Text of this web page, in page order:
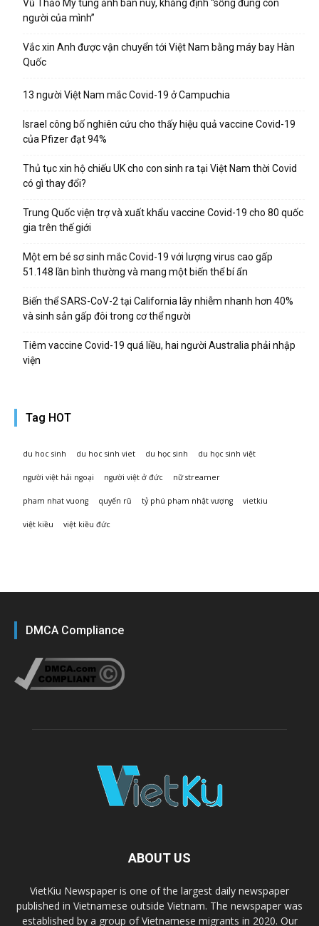
Vũ Thảo My tung ảnh bán nuy, khẳng định “sống đúng con
người của mình”
Vắc xin Anh được vận chuyển tới Việt Nam bằng máy bay Hàn
Quốc
13 người Việt Nam mắc Covid-19 ở Campuchia
Israel công bố nghiên cứu cho thấy hiệu quả vaccine Covid-19
của Pfizer đạt 94%
Thủ tục xin hộ chiếu UK cho con sinh ra tại Việt Nam thời Covid
có gì thay đổi?
Trung Quốc viện trợ và xuất khẩu vaccine Covid-19 cho 80 quốc
gia trên thế giới
Một em bé sơ sinh mắc Covid-19 với lượng virus cao gấp
51.148 lần bình thường và mang một biến thể bí ẩn
Biến thể SARS-CoV-2 tại California lây nhiễm nhanh hơn 40%
và sinh sản gấp đôi trong cơ thể người
Tiêm vaccine Covid-19 quá liều, hai người Australia phải nhập
viện
Tag HOT
du hoc sinh du hoc sinh viet du học sinh du học sinh việt
người việt hải ngoại người việt ở đức nữ streamer
pham nhat vuong quyến rũ tỷ phú phạm nhật vượng vietkiu
việt kiều việt kiều đức
DMCA Compliance
ABOUT US
VietKiu Newspaper is one of the largest daily newspaper
published in Vietnamese outside Vietnam. The newspaper was
established by a group of Vietnamese migrants in 2020. Our